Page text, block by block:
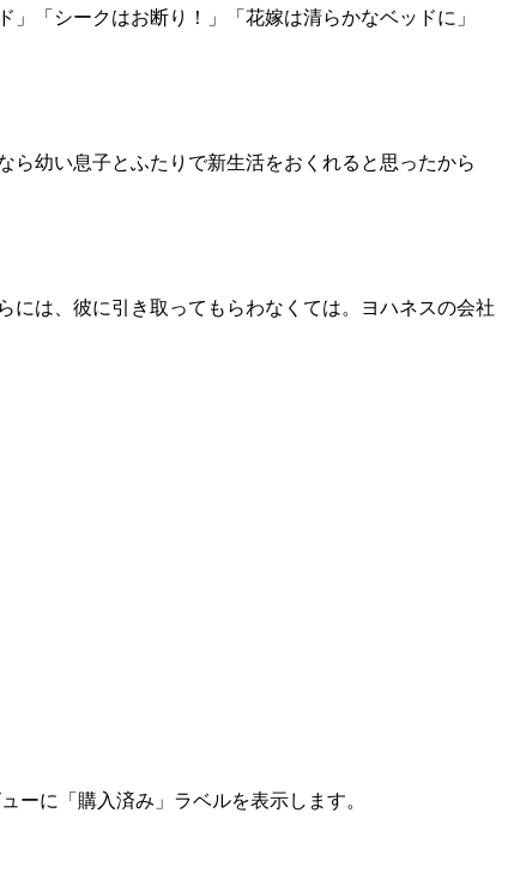
「シークはお断り！」「花嫁は清らかなベッドに」
ら幼い息子とふたりで新生活をおくれると思ったから
には、彼に引き取ってもらわなくては。ヨハネスの会社
ーに「購入済み」ラベルを表示します。